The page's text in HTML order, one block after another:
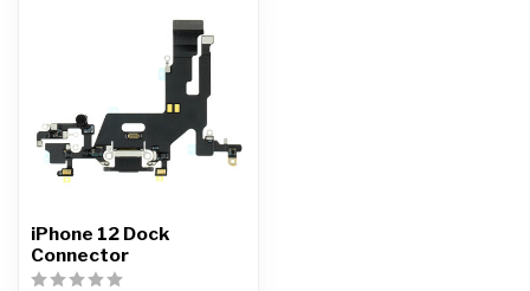
iPhone 12 Dock
Connector